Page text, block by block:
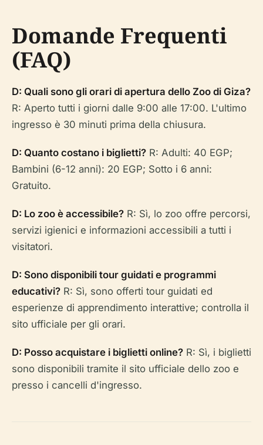
Domande Frequenti
(FAQ)
D: Quali sono gli orari di apertura dello Zoo di Giza?
R: Aperto tutti i giorni dalle 9:00 alle 17:00. L'ultimo
ingresso è 30 minuti prima della chiusura.
D: Quanto costano i biglietti? R: Adulti: 40 EGP;
Bambini (6-12 anni): 20 EGP; Sotto i 6 anni:
Gratuito.
D: Lo zoo è accessibile? R: Sì, lo zoo offre percorsi,
servizi igienici e informazioni accessibili a tutti i
visitatori.
D: Sono disponibili tour guidati e programmi
educativi? R: Sì, sono offerti tour guidati ed
esperienze di apprendimento interattive; controlla il
sito ufficiale per gli orari.
D: Posso acquistare i biglietti online? R: Sì, i biglietti
sono disponibili tramite il sito ufficiale dello zoo e
presso i cancelli d'ingresso.